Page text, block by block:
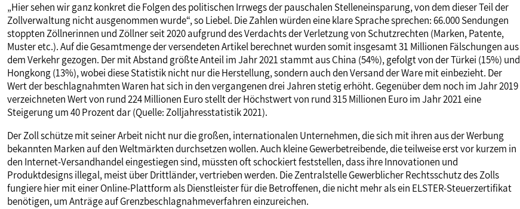
„Hier sehen wir ganz konkret die Folgen des politischen Irrwegs der pauschalen Stelleneinsparung, von dem dieser Teil der
Zollverwaltung nicht ausgenommen wurde“, so Liebel. Die Zahlen würden eine klare Sprache sprechen: 66.000 Sendungen
stoppten Zöllnerinnen und Zöllner seit 2020 aufgrund des Verdachts der Verletzung von Schutzrechten (Marken, Patente,
Muster etc.). Auf die Gesamtmenge der versendeten Artikel berechnet wurden somit insgesamt 31 Millionen Fälschungen aus
dem Verkehr gezogen. Der mit Abstand größte Anteil im Jahr 2021 stammt aus China (54%), gefolgt von der Türkei (15%) und
Hongkong (13%), wobei diese Statistik nicht nur die Herstellung, sondern auch den Versand der Ware mit einbezieht. Der
Wert der beschlagnahmten Waren hat sich in den vergangenen drei Jahren stetig erhöht. Gegenüber dem noch im Jahr 2019
verzeichneten Wert von rund 224 Millionen Euro stellt der Höchstwert von rund 315 Millionen Euro im Jahr 2021 eine
Steigerung um 40 Prozent dar (Quelle: Zolljahresstatistik 2021).
Der Zoll schütze mit seiner Arbeit nicht nur die großen, internationalen Unternehmen, die sich mit ihren aus der Werbung
bekannten Marken auf den Weltmärkten durchsetzen wollen. Auch kleine Gewerbetreibende, die teilweise erst vor kurzem in
den Internet-Versandhandel eingestiegen sind, müssten oft schockiert feststellen, dass ihre Innovationen und
Produktdesigns illegal, meist über Drittländer, vertrieben werden. Die Zentralstelle Gewerblicher Rechtsschutz des Zolls
fungiere hier mit einer Online-Plattform als Dienstleister für die Betroffenen, die nicht mehr als ein ELSTER-Steuerzertifikat
benötigen, um Anträge auf Grenzbeschlagnahmeverfahren einzureichen.